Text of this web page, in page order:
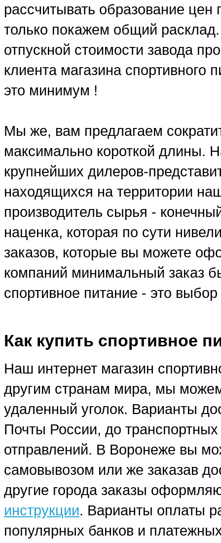
рассчитывать образование
только покажем общий
отпускной стоимости завода
клиента магазина спортивного
это минимум !
Мы же, вам предлагаем
максимально короткой длины.
крупнейших дилеров-
находящихся на территории
производитель сырья -
наценка, которая по сути
заказов, которые вы можете
компаний минимальный заказ
спортивное питание - это
Как купить спортивное
Наш интернет магазин
другим странам мира, мы
удаленный уголок. Варианты
Почты России, до
отправлений. В Воронеже вы
самовывозом или же заказав
другие города заказы
инструкции. Варианты оплаты
популярных банков и